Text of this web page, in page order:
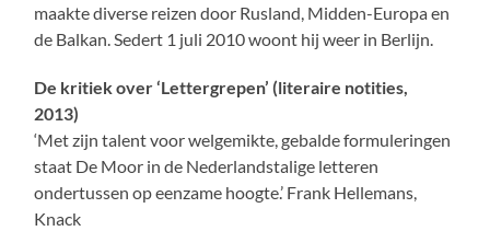
maakte diverse reizen door Rusland, Midden-Europa en
de Balkan. Sedert 1 juli 2010 woont hij weer in Berlijn.
De kritiek over ‘Lettergrepen’ (literaire notities,
2013)
‘Met zijn talent voor welgemikte, gebalde formuleringen
staat De Moor in de Nederlandstalige letteren
ondertussen op eenzame hoogte.’ Frank Hellemans,
Knack